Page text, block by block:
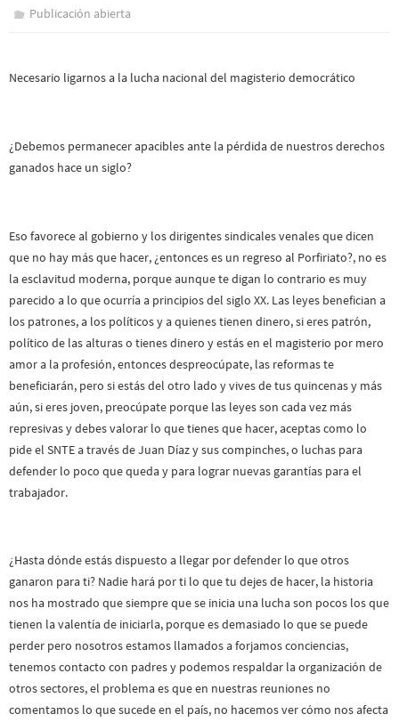
Publicación abierta
Necesario ligarnos a la lucha nacional del magisterio democrático
¿Debemos permanecer apacibles ante la pérdida de nuestros derechos
ganados hace un siglo?
Eso favorece al gobierno y los dirigentes sindicales venales que dicen
que no hay más que hacer, ¿entonces es un regreso al Porfiriato?, no es
la esclavitud moderna, porque aunque te digan lo contrario es muy
parecido a lo que ocurría a principios del siglo XX. Las leyes benefician a
los patrones, a los políticos y a quienes tienen dinero, si eres patrón,
político de las alturas o tienes dinero y estás en el magisterio por mero
amor a la profesión, entonces despreocúpate, las reformas te
beneficiarán, pero si estás del otro lado y vives de tus quincenas y más
aún, si eres joven, preocúpate porque las leyes son cada vez más
represivas y debes valorar lo que tienes que hacer, aceptas como lo
pide el SNTE a través de Juan Díaz y sus compinches, o luchas para
defender lo poco que queda y para lograr nuevas garantías para el
trabajador.
¿Hasta dónde estás dispuesto a llegar por defender lo que otros
ganaron para ti? Nadie hará por ti lo que tu dejes de hacer, la historia
nos ha mostrado que siempre que se inicia una lucha son pocos los que
tienen la valentía de iniciarla, porque es demasiado lo que se puede
perder pero nosotros estamos llamados a forjamos conciencias,
tenemos contacto con padres y podemos respaldar la organización de
otros sectores, el problema es que en nuestras reuniones no
comentamos lo que sucede en el país, no hacemos ver cómo nos afecta